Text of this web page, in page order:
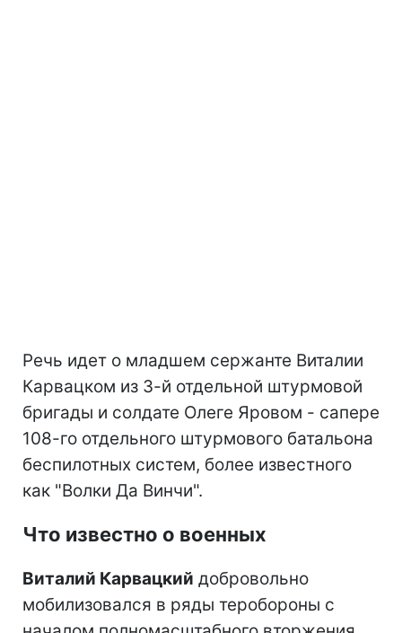
Речь идет о младшем сержанте Виталии
Карвацком из 3-й отдельной штурмовой
бригады и солдате Олеге Яровом - сапере
108-го отдельного штурмового батальона
беспилотных систем, более известного
как "Волки Да Винчи".
Что известно о военных
Виталий Карвацкий добровольно
мобилизовался в ряды теробороны с